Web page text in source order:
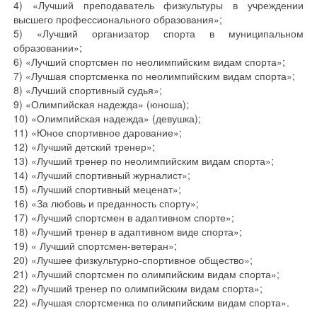
4) «Лучший преподаватель физкультуры в учреждении
высшего профессионального образования»;
5) «Лучший организатор спорта в муниципальном
образовании»;
6) «Лучший спортсмен по неолимпийским видам спорта»;
7) «Лучшая спортсменка по неолимпийским видам спорта»;
8) «Лучший спортивный судья»;
9) «Олимпийская надежда» (юноша);
10) «Олимпийская надежда» (девушка);
11) «Юное спортивное дарование»;
12) «Лучший детский тренер»;
13) «Лучший тренер по неолимпийским видам спорта»;
14) «Лучший спортивный журналист»;
15) «Лучший спортивный меценат»;
16) «За любовь и преданность спорту»;
17) «Лучший спортсмен в адаптивном спорте»;
18) «Лучший тренер в адаптивном виде спорта»;
19) « Лучший спортсмен-ветеран»;
20) «Лучшее физкультурно-спортивное общество»;
21) «Лучший спортсмен по олимпийским видам спорта»;
22) «Лучший тренер по олимпийским видам спорта»;
22) «Лучшая спортсменка по олимпийским видам спорта».